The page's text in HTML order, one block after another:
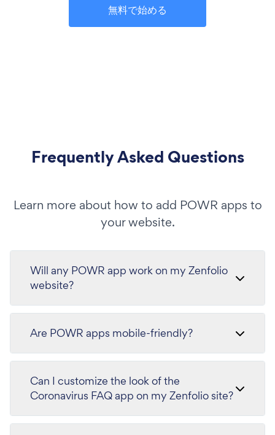
無料で始める
Frequently Asked Questions
Learn more about how to add POWR apps to
your website.
Will any POWR app work on my Zenfolio
website?
Are POWR apps mobile-friendly?
Can I customize the look of the
Coronavirus FAQ app on my Zenfolio site?